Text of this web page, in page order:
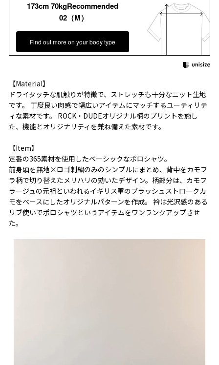
173cm 70kgRecommended
02（M）
Find out more on your body type
【Material】
ドライタッチな肌触りが特徴で、ストレッチも十分なニット生地
です。 丁度良い肉感で幅広いアイテムにマッチするユーティリテ
ィな素材です。 ROCK・DUDEオリジナル柄のプリントを施し
た、機能とオリジナリティを兼ね備えた素材です。
【Item】
定番の365素材を使用したベーシックなポロシャツ。
前身頃を無地×ロゴ刺繍のみのシンプルにまとめ、背中をカモフ
ラ柄で切り替えたメリハリの効いたデザイン。柄部分は、カモフ
ラージュの元祖といわれるイギリス軍のブラッシュストロークカ
モをベースにしたオリジナルパターンを作成。 衿は光沢感のある
リブ使いでポロシャツというアイテムをワンランクアップさせ
た。